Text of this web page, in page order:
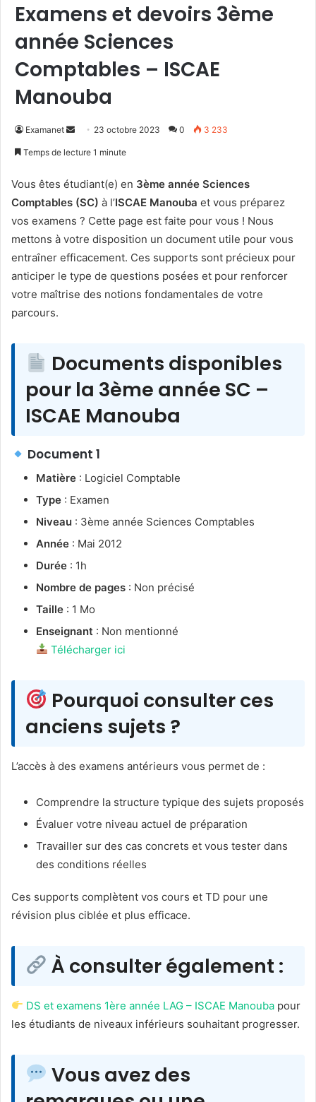
Examens et devoirs 3ème
année Sciences
Comptables – ISCAE
Manouba
Examanet
Envoyer23 octobre 2023 0 3 233
Temps de lecture 1 minute
Vous êtes étudiant(e) en 3ème année Sciences
Comptables (SC) à l’ISCAE Manouba et vous préparez
vos examens ? Cette page est faite pour vous ! Nous
mettons à votre disposition un document utile pour vous
entraîner efficacement. Ces supports sont précieux pour
anticiper le type de questions posées et pour renforcer
votre maîtrise des notions fondamentales de votre
parcours.
Documents disponibles
pour la 3ème année SC –
ISCAE Manouba
Document 1
Matière : Logiciel Comptable
Type : Examen
Niveau : 3ème année Sciences Comptables
Année : Mai 2012
Durée : 1h
Nombre de pages : Non précisé
Taille : 1 Mo
Enseignant : Non mentionné
Télécharger ici
Pourquoi consulter ces
anciens sujets ?
L’accès à des examens antérieurs vous permet de :
Comprendre la structure typique des sujets proposés
Évaluer votre niveau actuel de préparation
Travailler sur des cas concrets et vous tester dans
des conditions réelles
Ces supports complètent vos cours et TD pour une
révision plus ciblée et plus efficace.
À consulter également :
DS et examens 1ère année LAG – ISCAE Manouba pour
les étudiants de niveaux inférieurs souhaitant progresser.
Vous avez des